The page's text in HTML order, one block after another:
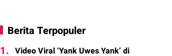
Berita Terpopuler
1. Video Viral ‘Yank Uwes Yank’ di